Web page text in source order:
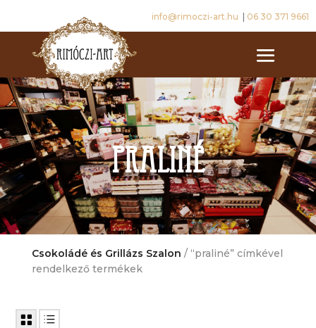
info@rimoczi-art.hu 06 30 371 9661
praliné
Csokoládé és Grillázs Szalon / “praliné” címkével
rendelkező termékek